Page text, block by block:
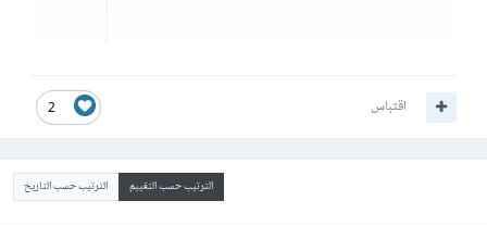
2 اقتباس
الترتيب حسب التقييم الترتيب حسب التاريخ